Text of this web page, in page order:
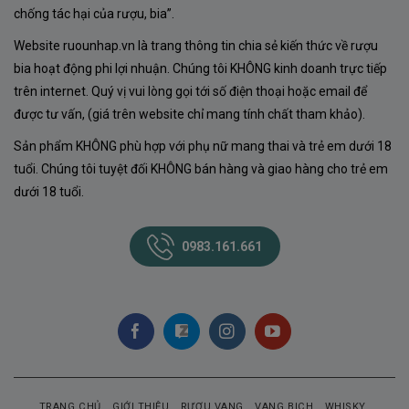
chống tác hại của rượu, bia”.
Website ruounhap.vn là trang thông tin chia sẻ kiến thức về rượu
bia hoạt động phi lợi nhuận. Chúng tôi KHÔNG kinh doanh trực tiếp
trên internet. Quý vị vui lòng gọi tới số điện thoại hoặc email để
được tư vấn, (giá trên website chỉ mang tính chất tham khảo).
Sản phẩm KHÔNG phù hợp với phụ nữ mang thai và trẻ em dưới 18
tuổi. Chúng tôi tuyệt đối KHÔNG bán hàng và giao hàng cho trẻ em
dưới 18 tuổi.
0983.161.661
TRANG CHỦ GIỚI THIỆU RƯỢU VANG VANG BỊCH WHISKY